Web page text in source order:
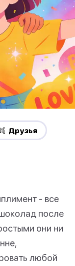
Друзья
- все
после
они ни
любой